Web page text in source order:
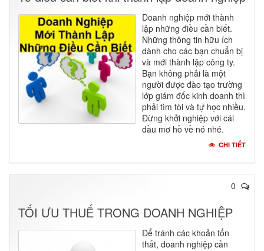
Doanh nghiệp mới thành
lập những điều cần biết.
Những thông tin hữu ích
dành cho các bạn chuẩn bị
và mới thành lập công ty.
Bạn không phải là một
người được đào tạo trường
lớp giám đốc kinh doanh thì
phải tìm tòi và tự học nhiều.
Đừng khởi nghiệp với cái
đầu mơ hồ về nó nhé.
CHI TIẾT
0
TỐI ƯU THUẾ TRONG DOANH NGHIỆP
Để tránh các khoản tổn
thất, doanh nghiệp cần